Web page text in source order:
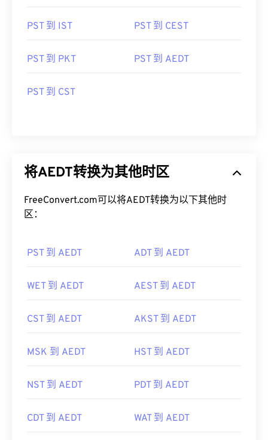
PST 到 IST PST 到 CEST
PST 到 PKT PST 到 AEDT
PST 到 CST
将AEDT转换为其他时区
FreeConvert.com可以将AEDT转换为以下其他时
区：
PST 到 AEDT ADT 到 AEDT
WET 到 AEDT AEST 到 AEDT
CST 到 AEDT AKST 到 AEDT
MSK 到 AEDT HST 到 AEDT
NST 到 AEDT PDT 到 AEDT
CDT 到 AEDT WAT 到 AEDT